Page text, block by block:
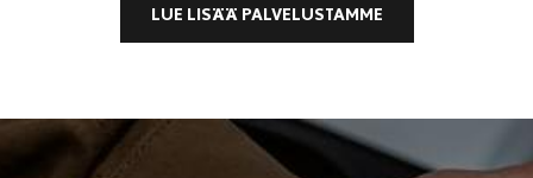
LUE LISÄÄ PALVELUSTAMME